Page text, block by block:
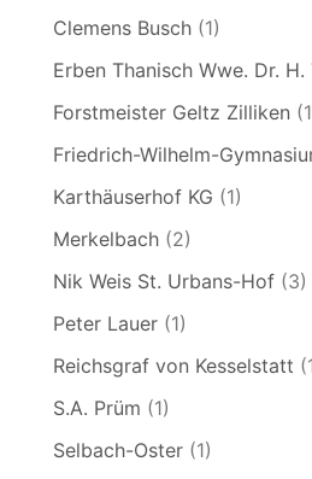
Clemens Busch (1)
Erben Thanisch Wwe. Dr. H.
Forstmeister Geltz Zilliken
Friedrich-Wilhelm-
Karthäuserhof KG (1)
Merkelbach (2)
Nik Weis St. Urbans-Hof (3)
Peter Lauer (1)
Reichsgraf von Kesselstatt
S.A. Prüm (1)
Selbach-Oster (1)